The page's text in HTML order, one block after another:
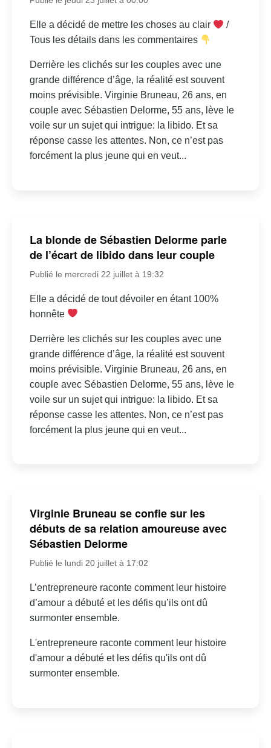
Elle a décidé de mettre les choses au clair
/
Tous les détails dans les commentaires
Derrière les clichés sur les couples avec une
grande différence d’âge, la réalité est souvent
moins prévisible. Virginie Bruneau, 26 ans, en
couple avec Sébastien Delorme, 55 ans, lève le
voile sur un sujet qui intrigue: la libido. Et sa
réponse casse les attentes. Non, ce n’est pas
forcément la plus jeune qui en veut...
La blonde de Sébastien Delorme parle
de l’écart de libido dans leur couple
Publié le mercredi 22 juillet à 19:32
Elle a décidé de tout dévoiler en étant 100%
honnête
Derrière les clichés sur les couples avec une
grande différence d’âge, la réalité est souvent
moins prévisible. Virginie Bruneau, 26 ans, en
couple avec Sébastien Delorme, 55 ans, lève le
voile sur un sujet qui intrigue: la libido. Et sa
réponse casse les attentes. Non, ce n’est pas
forcément la plus jeune qui en veut...
Virginie Bruneau se confie sur les
débuts de sa relation amoureuse avec
Sébastien Delorme
Publié le lundi 20 juillet à 17:02
L’entrepreneure raconte comment leur histoire
d’amour a débuté et les défis qu’ils ont dû
surmonter ensemble.
L'entrepreneure raconte comment leur histoire
d'amour a débuté et les défis qu'ils ont dû
surmonter ensemble.